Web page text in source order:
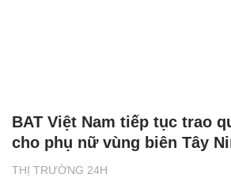
THỊ TRƯỜNG 24H
BAT Việt Nam tiếp tục trao
cho phụ nữ vùng biên Tây